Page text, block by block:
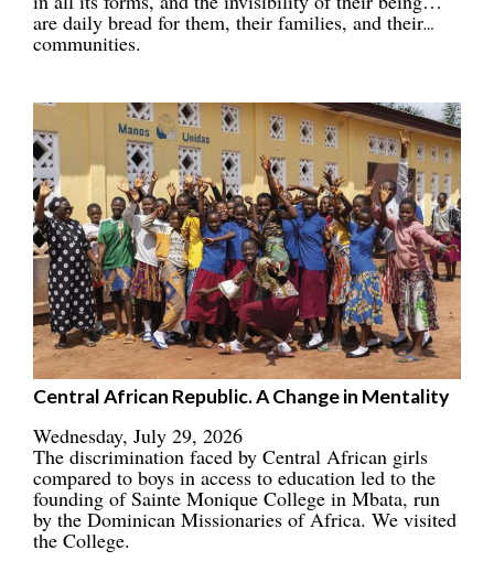
are daily bread for them, their families, and their
communities.
Central African Republic. A Change in Mentality
Wednesday, July 29, 2026
The discrimination faced by Central African girls
compared to boys in access to education led to the
founding of Sainte Monique College in Mbata, run
by the Dominican Missionaries of Africa. We visited
the College.